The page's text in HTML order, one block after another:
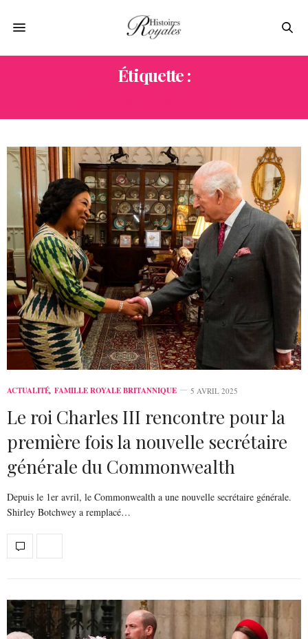
Étiquette :
ACTUALITÉ, FAMILLE ROYALE BRITANNIQUE 5 AVRIL 2025
Le roi Charles III rencontre pour la
première fois la nouvelle secrétaire
générale du Commonwealth
Depuis le 1er avril, le Commonwealth a une nouvelle secrétaire générale.
Shirley Botchwey a remplacé…